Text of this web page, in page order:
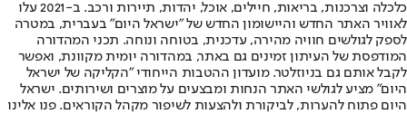
כלכלה וצרכנות, בריאות, חיילים, אוכל, יהדות, תיירות ורכב. ב-2021 עלו
לאוויר האתר החדש והיישומון החדש של "ישראל היום" בעברית, במטרה
לספק לגולשים חוויה מהירה, עדכנית, בטוחה ונוחה. תכני המהדורה
המודפסת של העיתון זמינים גם באתר, במהדורה יומית מקוונת, ואפשר
לקבל אותם גם בניוזלטר. מועדון ההטבות הייחודי "הקליקה של ישראל
היום" מציע לגולשי האתר הנחות ומבצעים על מוצרים ושירותים. ישראל
היום פתוח להערות, לביקורת ולהצעות לשיפור מקהל הקוראים. פנו אלינו